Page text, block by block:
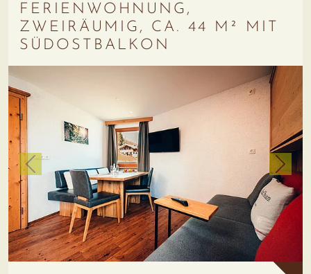
FERIENWOHNUNG,
ZWEIRÄUMIG, CA. 44 M² MIT
SÜDOSTBALKON
zurück weiter